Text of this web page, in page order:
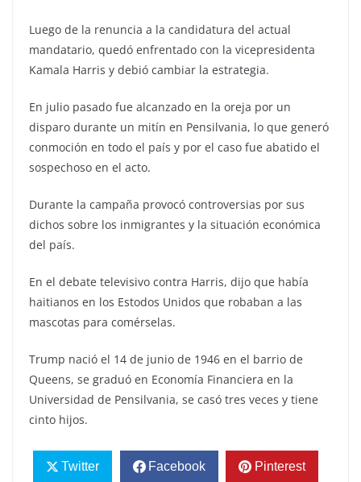
Luego de la renuncia a la candidatura del actual
mandatario, quedó enfrentado con la vicepresidenta
Kamala Harris y debió cambiar la estrategia.
En julio pasado fue alcanzado en la oreja por un
disparo durante un mitín en Pensilvania, lo que generó
conmoción en todo el país y por el caso fue abatido el
sospechoso en el acto.
Durante la campaña provocó controversias por sus
dichos sobre los inmigrantes y la situación económica
del país.
En el debate televisivo contra Harris, dijo que había
haitianos en los Estodos Unidos que robaban a las
mascotas para comérselas.
Trump nació el 14 de junio de 1946 en el barrio de
Queens, se graduó en Economía Financiera en la
Universidad de Pensilvania, se casó tres veces y tiene
cinto hijos.
Twitter Facebook Pinterest